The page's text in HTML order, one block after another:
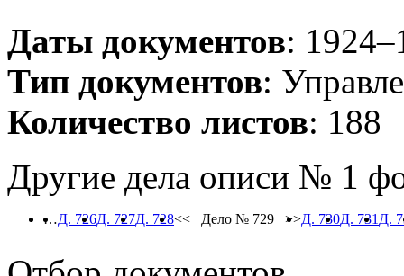
Даты документов:
Тип документов:
Количество листов: 188
Другие дела описи № 1
…Д. 726Д. 727Д. 728<< Дело № 729 >>Д. 730Д. 731 Д.